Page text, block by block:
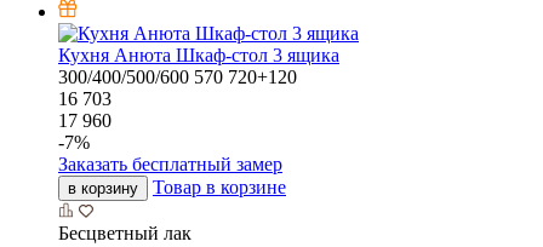
Кухня Анюта Шкаф-стол 3 ящика
300/400/500/600 570 720+120
16 703
17 960
-7%
Заказать бесплатный замер
в корзину Товар в корзине
Бесцветный лак